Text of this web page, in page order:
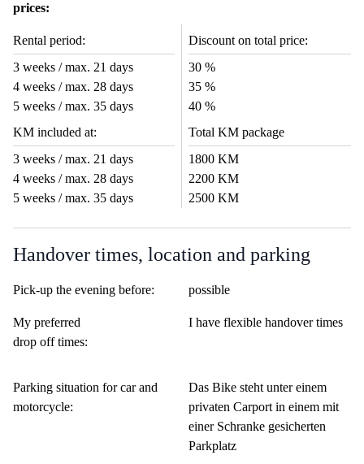
prices:
Rental period:
Discount on total price:
3 weeks / max. 21 days
30 %
4 weeks / max. 28 days
35 %
5 weeks / max. 35 days
40 %
KM included at:
Total KM package
3 weeks / max. 21 days
1800 KM
4 weeks / max. 28 days
2200 KM
5 weeks / max. 35 days
2500 KM
Handover times, location and parking
Pick-up the evening before: possible
My preferred
drop off times:
I have flexible handover times
Parking situation for car and
motorcycle:
Das Bike steht unter einem
privaten Carport in einem mit
einer Schranke gesicherten
Parkplatz